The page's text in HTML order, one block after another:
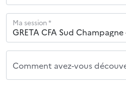
Ma session *
Comment avez-vous